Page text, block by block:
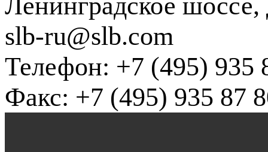
slb-ru@slb.com
Телефон: +7 (495) 935
Факс: +7 (495) 935 87